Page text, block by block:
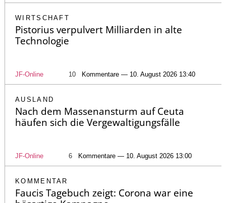
WIRTSCHAFT
Pistorius verpulvert Milliarden in alte
Technologie
JF-Online 10 Kommentare — 10. August 2026 13:40
AUSLAND
Nach dem Massenansturm auf Ceuta
häufen sich die Vergewaltigungsfälle
JF-Online 6 Kommentare — 10. August 2026 13:00
KOMMENTAR
Faucis Tagebuch zeigt: Corona war eine